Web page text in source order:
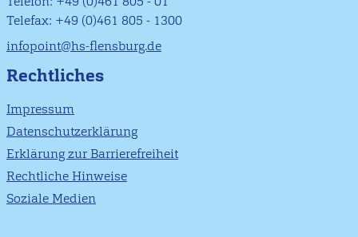
Telefax: +49 (0)461 805 - 1300
infopoint@hs-flensburg.de
Rechtliches
Impressum
Datenschutzerklärung
Erklärung zur Barrierefreiheit
Rechtliche Hinweise
Soziale Medien